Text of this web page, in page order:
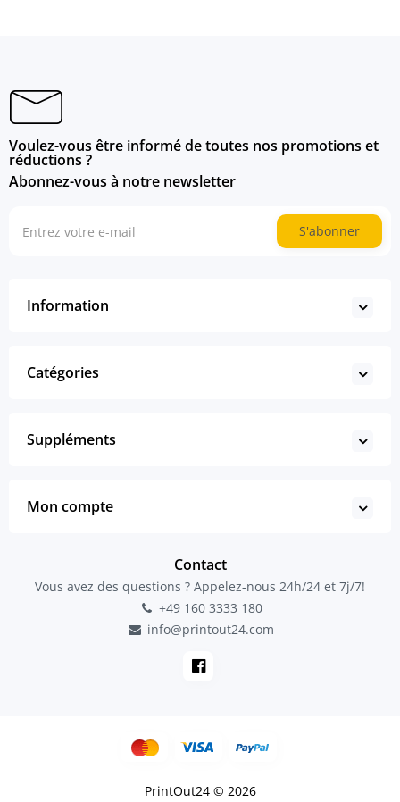
Voulez-vous être informé de toutes nos promotions et
réductions ?
Abonnez-vous à notre newsletter
S'abonner
Information
Catégories
Suppléments
Mon compte
Contact
Vous avez des questions ? Appelez-nous 24h/24 et 7j/7!
+49 160 3333 180
info@printout24.com
PrintOut24 © 2026